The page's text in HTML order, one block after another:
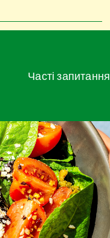
Часті запитання